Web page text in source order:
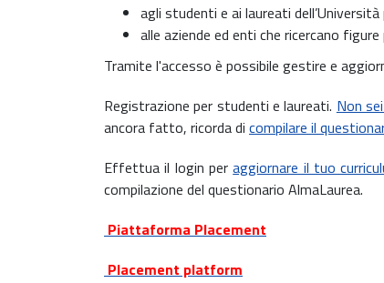
agli studenti e ai laureati
alle aziende ed enti che ricercano
Tramite l'accesso è possibile gestire e
Registrazione per studenti e laureati. Non
ancora fatto, ricorda di compilare il
Effettua il login peraggiornare il tuo
compilazione del questionario AlmaLaurea.
Piattaforma Placement
Placement platform